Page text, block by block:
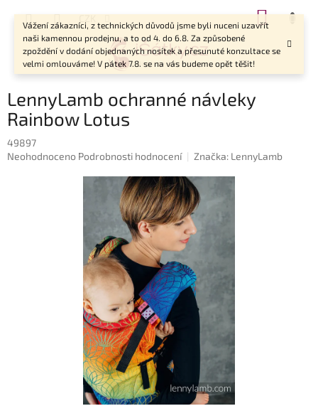
Vážení zákazníci, z technických důvodů jsme byli nuceni uzavřít
naši kamennou prodejnu, a to od 4. do 6.8. Za způsobené
zpoždění v dodání objednaných nosítek a přesunuté konzultace se
velmi omlouváme! V pátek 7.8. se na vás budeme opět těšit!
CZK
LennyLamb ochranné návleky
Rainbow Lotus
49897
Průměrné
Neohodnoceno Podrobnosti hodnocení Značka: LennyLamb